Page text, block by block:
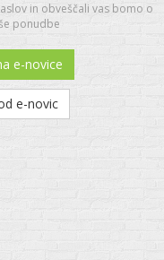
in obveščali vas bomo o
ponudbe
e-novice
e-novic